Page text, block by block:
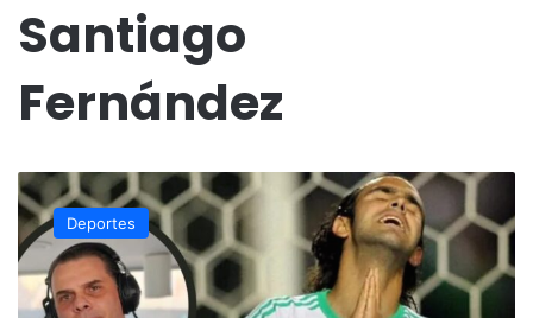
Santiago
Fernández
Santiago
Fernández
revive
“polémica”
en
contra
Deportes